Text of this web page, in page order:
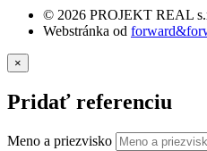
© 2026 PROJEKT REAL
Webstránka od
×
Pridať referenciu
Meno a priezvisko